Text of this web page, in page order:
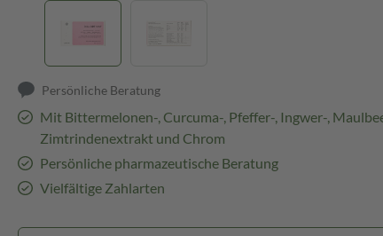
Persönliche Beratung
Mit Bittermelonen-, Curcuma-, Pfeffer-, Ingwer-,
Zimtrindenextrakt und Chrom
Persönliche pharmazeutische Beratung
Vielfältige Zahlarten